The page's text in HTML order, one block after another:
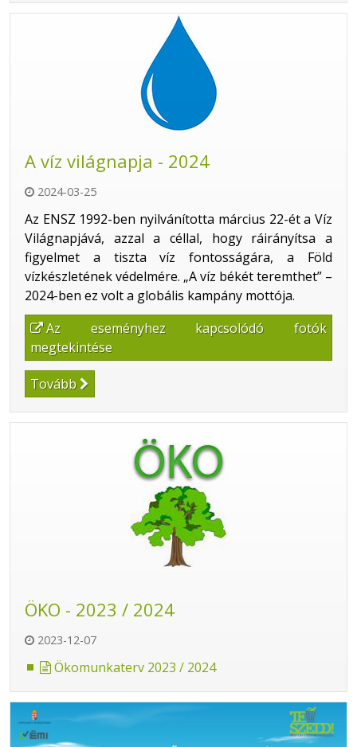
A víz világnapja - 2024
2024-03-25
Az ENSZ 1992-ben nyilvánította március 22-ét a Víz
Világnapjává, azzal a céllal, hogy ráirányítsa a
figyelmet a tiszta víz fontosságára, a Föld
vízkészletének védelmére. „A víz békét teremthet” –
2024-ben ez volt a globális kampány mottója.
Az eseményhez kapcsolódó fotók
megtekintése
Tovább
ÖKO - 2023 / 2024
2023-12-07
Ökomunkaterv 2023 / 2024